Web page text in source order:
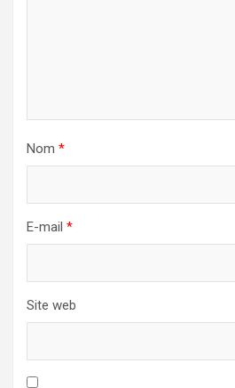
Nom *
E-mail *
Site web